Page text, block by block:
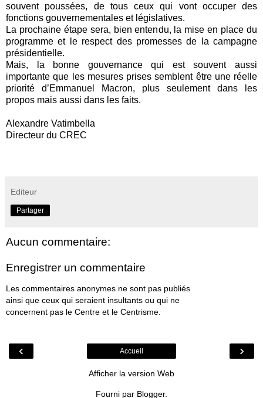
souvent poussées, de tous ceux qui vont occuper des
fonctions gouvernementales et législatives.
La prochaine étape sera, bien entendu, la mise en place du
programme et le respect des promesses de la campagne
présidentielle.
Mais, la bonne gouvernance qui est souvent aussi
importante que les mesures prises semblent être une réelle
priorité d’Emmanuel Macron, plus seulement dans les
propos mais aussi dans les faits.
Alexandre Vatimbella
Directeur du CREC
Editeur
Partager
Aucun commentaire:
Enregistrer un commentaire
Les commentaires anonymes ne sont pas publiés
ainsi que ceux qui seraient insultants ou qui ne
concernent pas le Centre et le Centrisme.
‹ ›
Accueil
Afficher la version Web
Fourni par Blogger.